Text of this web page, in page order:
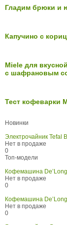
Гладим брюки и
Капучино с
Miele для
с шафрановым
Тест кофеварки
Новинки
Электрочайник Tefal
Нет в продаже
0
Топ-модели
Кофемашина
Нет в продаже
0
Кофемашина
Нет в продаже
0